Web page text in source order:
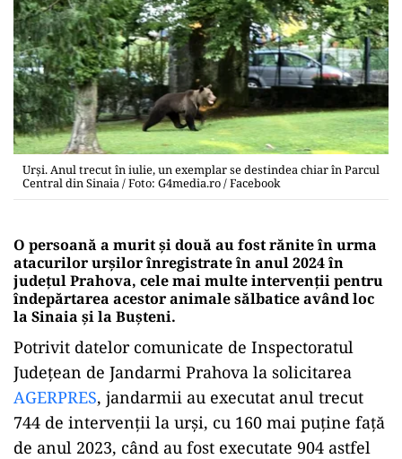
Urși. Anul trecut în iulie, un exemplar se destindea chiar în Parcul
Central din Sinaia / Foto: G4media.ro / Facebook
O persoană a murit și două au fost rănite în urma
atacurilor urșilor înregistrate în anul 2024 în
județul Prahova, cele mai multe intervenții pentru
îndepărtarea acestor animale sălbatice având loc
la Sinaia și la Bușteni.
Potrivit datelor comunicate de Inspectoratul
Județean de Jandarmi Prahova la solicitarea
AGERPRES, jandarmii au executat anul trecut
744 de intervenții la urși, cu 160 mai puține față
de anul 2023, când au fost executate 904 astfel